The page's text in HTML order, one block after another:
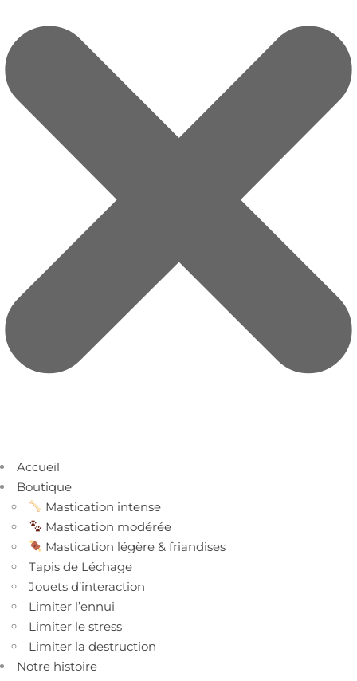
Accueil
Boutique
Mastication intense
Mastication modérée
Mastication légère & friandises
Tapis de Léchage
Jouets d’interaction
Limiter l’ennui
Limiter le stress
Limiter la destruction
Notre histoire